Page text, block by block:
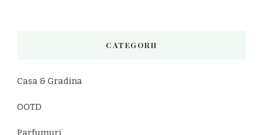
CATEGORII
Casa & Gradina
OOTD
Parfumuri